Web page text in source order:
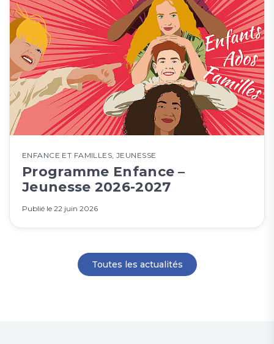
ENFANCE ET FAMILLES,JEUNESSE
Programme Enfance –
Jeunesse 2026-2027
Publié le 22 juin 2026
Toutes les actualités